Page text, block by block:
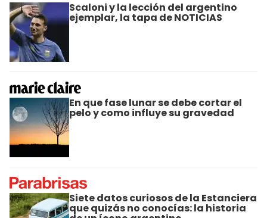
Scaloni y la lección del argentino
ejemplar, la tapa de NOTICIAS
En que fase lunar se debe cortar el
pelo y como influye su gravedad
Siete datos curiosos de la Estanciera
que quizás no conocías: la historia